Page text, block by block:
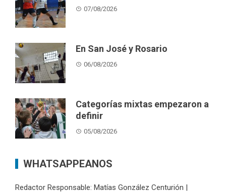
07/08/2026
En San José y Rosario
06/08/2026
Categorías mixtas empezaron a
definir
05/08/2026
WHATSAPPEANOS
Redactor Responsable: Matías González Centurión |